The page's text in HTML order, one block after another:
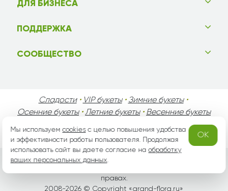
ДЛЯ БИЗНЕСА
ПОДДЕРЖКА
СООБЩЕСТВО
Сладости• VIP букеты• Зимние букеты•
Осенние букеты•Летние букеты• Весенние букеты
•
День Мужчин•Праздники!
правах.
2008-2026 © Copyright «grand-flora.ru»
Мы используемcookiesс целью повышения удобства
и эффективности работы пользователя. Продолжая
использовать сайт вы даете согласие наобработку
ваших персональных данных.
OK